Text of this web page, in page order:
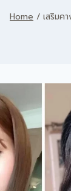
Home / เสริมค